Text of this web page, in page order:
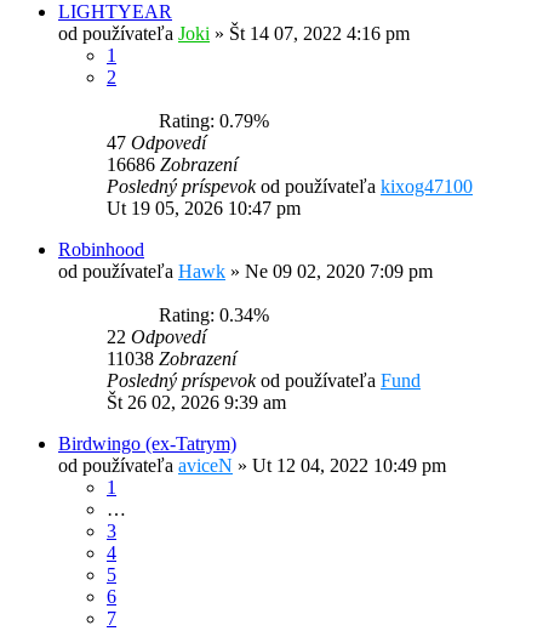
LIGHTYEAR
od používateľa Joki » Št 14 07, 2022 4:16 pm
1
2
Rating: 0.79%
47 Odpovedí
16686 Zobrazení
Posledný príspevokod používateľa kixog47100
Ut 19 05, 2026 10:47 pm
Robinhood
od používateľa Hawk » Ne 09 02, 2020 7:09 pm
Rating: 0.34%
22 Odpovedí
11038 Zobrazení
Posledný príspevokod používateľa Fund
Št 26 02, 2026 9:39 am
Birdwingo (ex-Tatrym)
od používateľa aviceN » Ut 12 04, 2022 10:49 pm
1
…
3
4
5
6
7